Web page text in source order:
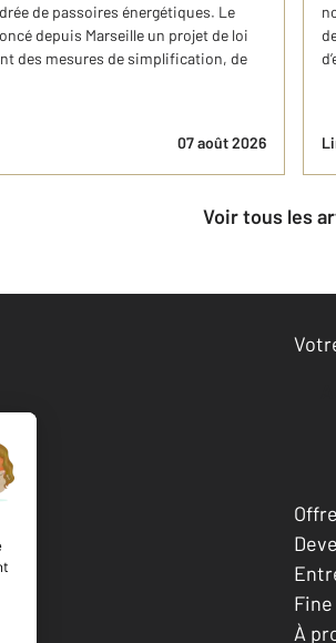
de passoires énergétiques. Le
depuis Marseille un projet de loi
des mesures de simplification, de
07 août 2026
Voir tous les
À